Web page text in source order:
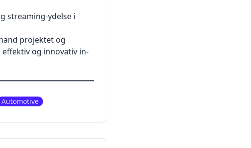
streaming-ydelse i
projektet og
og innovativ in-
Automotive